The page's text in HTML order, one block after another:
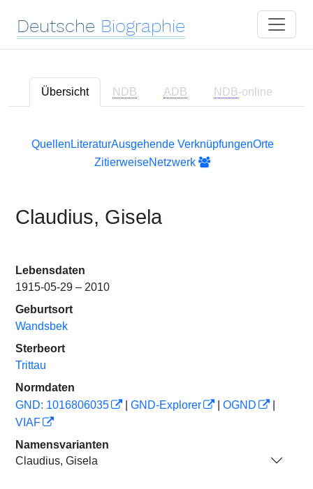
Deutsche Biographie
Übersicht NDB ADB NDB-online
Quellen LiteraturAusgehende VerknüpfungenOrte
ZitierweiseNetzwerk
Claudius, Gisela
Lebensdaten
1915-05-29 – 2010
Geburtsort
Wandsbek
Sterbeort
Trittau
Normdaten
GND: 1016806035
GND-Explorer OGND
VIAF
Namensvarianten
Claudius, Gisela